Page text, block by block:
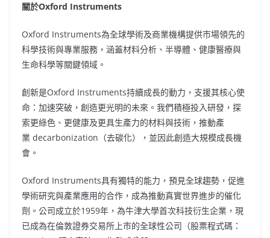
關於Oxford Instruments
Oxford Instruments為全球學術及商業機構提供市場領先的
科學技術與專業服務，涵蓋材料分析、半導體、健康醫療與
生命科學等關鍵領域。
創新是Oxford Instruments持續成長的動力，支援其核心使
命：加速突破，創造更光明的未來。我們積極投入研發，探
索更綠色、更健康及更具生產力的材料與技術，推動產
業 decarbonization（去碳化），並因此創造大規模成長機
會。
Oxford Instruments具有獨特的能力，預見全球趨勢，促進
學術研究與產業應用的合作，成為推動真實世界進步的催化
劑。公司成立於1959年，為牛津大學首次科技衍生企業，現
已成為在倫敦證券交易所上市的全球性公司（股票程式碼：